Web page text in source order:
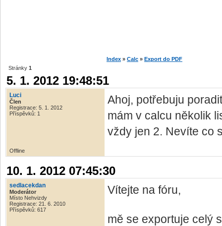
Index » Calc » Export do PDF
Stránky 1
5. 1. 2012 19:48:51
Luci
Člen
Registrace: 5. 1. 2012
Příspěvků: 1
Ahoj, potřebuju
mám v calcu několik
vždy jen 2. Nevíte co
Offline
10. 1. 2012 07:45:30
sedlacekdan
Moderátor
Místo Nehvizdy
Registrace: 21. 6. 2010
Příspěvků: 617
Vítejte na fóru,
mě se exportuje celý